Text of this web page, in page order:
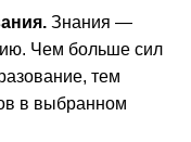
Знания —
Чем больше сил
тем
в выбранном